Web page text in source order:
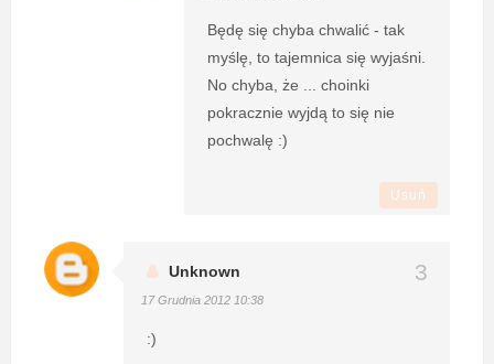
Będę się chyba chwalić - tak
myślę, to tajemnica się wyjaśni.
No chyba, że ... choinki
pokracznie wyjdą to się nie
pochwalę :)
Usuń
Unknown
17 Grudnia 2012 10:38
:)